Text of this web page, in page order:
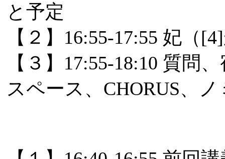
と予定
【２】16:55-17:55 妃（
【３】17:55-18:10 質問
スペース、CHORUS、ノ